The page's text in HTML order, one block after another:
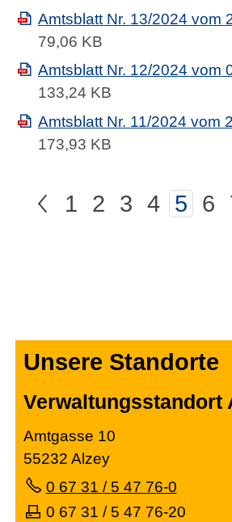
Amtsblatt Nr. 13/2024 vom
79,06 KB
Amtsblatt Nr. 12/2024 vom
133,24 KB
Amtsblatt Nr. 11/2024 vom
173,93 KB
zur nächsten
<
zur Seite
1
zur Seite
2
zur
3 4 5 6
Unsere Standorte
Verwaltungsstandort
Amtgasse 10
55232 Alzey
0 67 31 / 5 47 76-0
0 67 31 / 5 47 76-20